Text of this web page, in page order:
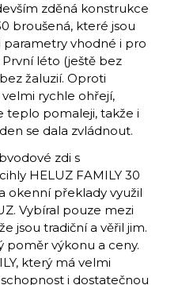
zděná konstrukce
broušená, které jsou
vhodné i pro
léto (ještě bez
žaluzií. Oproti
rychle ohřejí,
teplo pomaleji, takže i
se dala zvládnout.
zdi s
HELUZ FAMILY 30
okenní překlady využil
Vybíral pouze mezi
jsou tradiční a věřil jim.
poměr výkonu a ceny.
který má velmi
i dostatečnou